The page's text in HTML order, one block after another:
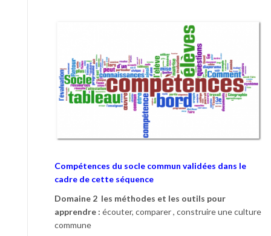
Compétences du socle commun validées dans le
cadre de cette séquence
Domaine 2 les méthodes et les outils pour
apprendre : écouter, comparer , construire une culture
commune